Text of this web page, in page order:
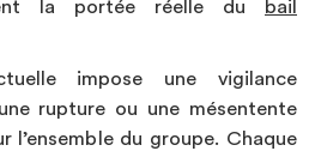
la portée réelle du
bail
impose une vigilance
rupture ou une mésentente
l’ensemble du groupe. Chaque